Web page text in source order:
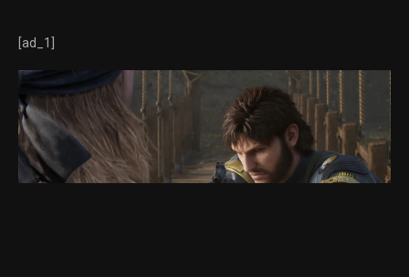
[ad_1]